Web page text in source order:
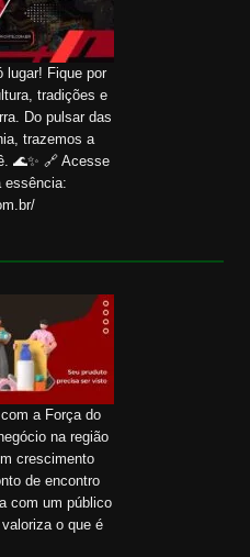
lugar! Fique por
tradições e
Do pulsar das
trazemos a
🌊✨ 🔗 Acesse
essência:
a Força do
na região
crescimento
de encontro
com um público
o que é